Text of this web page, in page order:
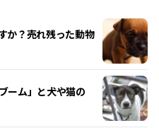
か？売れ残った動物
ーム」と犬や猫の